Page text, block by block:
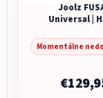
Joolz
Universal |
Momentálne